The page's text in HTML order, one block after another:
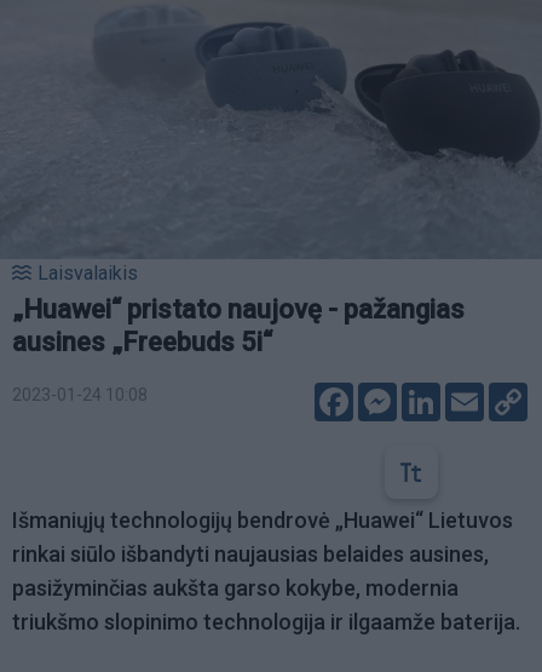
Laisvalaikis
„Huawei“ pristato naujovę - pažangias
ausines „Freebuds 5i“
2023-01-24 10:08 FacebookMessenger
LinkedIn
Email
Išmaniųjų technologijų bendrovė „Huawei“ Lietuvos
rinkai siūlo išbandyti naujausias belaides ausines,
pasižyminčias aukšta garso kokybe, modernia
triukšmo slopinimo technologija ir ilgaamže baterija.